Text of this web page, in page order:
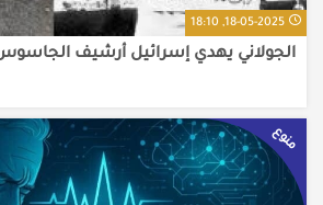
18-05-2025, 18:10
الجولاني يهدي إسرائيل أرشيف
منوع